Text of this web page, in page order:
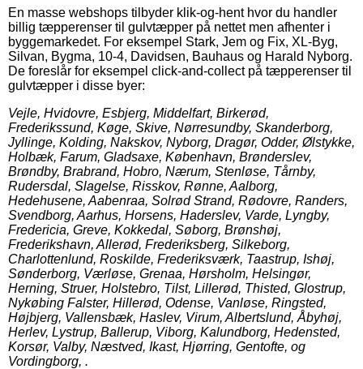
En masse webshops tilbyder klik-og-hent hvor du handler
billig tæpperenser til gulvtæpper på nettet men afhenter i
byggemarkedet. For eksempel Stark, Jem og Fix, XL-Byg,
Silvan, Bygma, 10-4, Davidsen, Bauhaus og Harald Nyborg.
De foreslår for eksempel click-and-collect på tæpperenser til
gulvtæpper i disse byer:
Vejle, Hvidovre, Esbjerg, Middelfart, Birkerød,
Frederikssund, Køge, Skive, Nørresundby, Skanderborg,
Jyllinge, Kolding, Nakskov, Nyborg, Dragør, Odder, Ølstykke,
Holbæk, Farum, Gladsaxe, København, Brønderslev,
Brøndby, Brabrand, Hobro, Nærum, Stenløse, Tårnby,
Rudersdal, Slagelse, Risskov, Rønne, Aalborg,
Hedehusene, Aabenraa, Solrød Strand, Rødovre, Randers,
Svendborg, Aarhus, Horsens, Haderslev, Varde, Lyngby,
Fredericia, Greve, Kokkedal, Søborg, Brønshøj,
Frederikshavn, Allerød, Frederiksberg, Silkeborg,
Charlottenlund, Roskilde, Frederiksværk, Taastrup, Ishøj,
Sønderborg, Værløse, Grenaa, Hørsholm, Helsingør,
Herning, Struer, Holstebro, Tilst, Lillerød, Thisted, Glostrup,
Nykøbing Falster, Hillerød, Odense, Vanløse, Ringsted,
Højbjerg, Vallensbæk, Haslev, Virum, Albertslund, Åbyhøj,
Herlev, Lystrup, Ballerup, Viborg, Kalundborg, Hedensted,
Korsør, Valby, Næstved, Ikast, Hjørring, Gentofte, og
Vordingborg, .